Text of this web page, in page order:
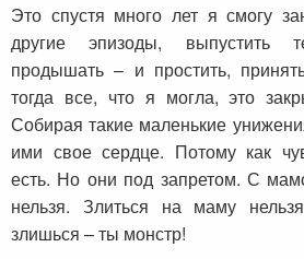
Это спустя много лет я смогу
другие эпизоды, выпустить
продышать – и простить,
тогда все, что я могла, это
Собирая такие маленькие
ими свое сердце. Потому как
есть. Но они под запретом. С
нельзя. Злиться на маму
злишься – ты монстр!